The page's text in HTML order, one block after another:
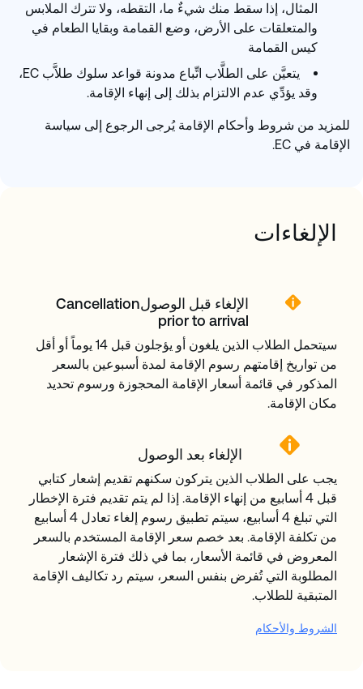
المثال، إذا سقط منك شيءٌ ما، التقطه، ولا تترك الملابس
والمتعلقات على الأرض، وضع القمامة وبقايا الطعام في
كيس القمامة
يتعيَّن على الطلَّاب اتِّباع مدونة قواعد سلوك طلاَّب EC،
وقد يؤدِّي عدم الالتزام بذلك إلى إنهاء الإقامة.
للمزيد من شروط وأحكام الإقامة يُرجى الرجوع إلى سياسة
الإقامة في EC.
الإلغاءات
الإلغاء قبل الوصولCancellation
prior to arrival
سيتحمل الطلاب الذين يلغون أو يؤجلون قبل 14 يوماً أو أقل
من تواريخ إقامتهم رسوم الإقامة لمدة أسبوعين بالسعر
المذكور في قائمة أسعار الإقامة المحجوزة ورسوم تحديد
مكان الإقامة.
الإلغاء بعد الوصول
يجب على الطلاب الذين يتركون سكنهم تقديم إشعار كتابي
قبل 4 أسابيع من إنهاء الإقامة. إذا لم يتم تقديم فترة الإخطار
التي تبلغ 4 أسابيع، سيتم تطبيق رسوم إلغاء تعادل 4 أسابيع
من تكلفة الإقامة. بعد خصم سعر الإقامة المستخدم بالسعر
المعروض في قائمة الأسعار، بما في ذلك فترة الإشعار
المطلوبة التي تُفرض بنفس السعر، سيتم رد تكاليف الإقامة
المتبقية للطلاب.
الشروط والأحكام